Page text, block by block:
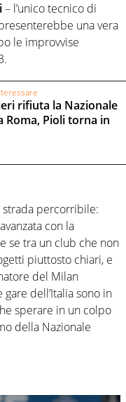
– l’unico tecnico di
una vera
le improvvise
rifiuta la Nazionale
Roma, Pioli torna in
strada percorribile:
con la
se tra un club che non
piuttosto chiari, e
del Milan
gare dell’Italia sono in
sperare in un colpo
della Nazionale